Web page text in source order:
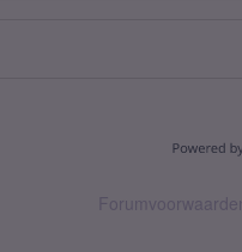
Forumvoorwaarden